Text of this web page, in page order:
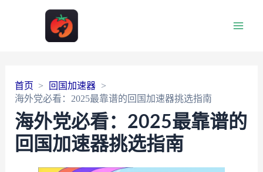
首页
回国加速器
海外党必看：2025最靠谱的回国加速器挑选指南
海外党必看：2025最靠谱的
回国加速器挑选指南